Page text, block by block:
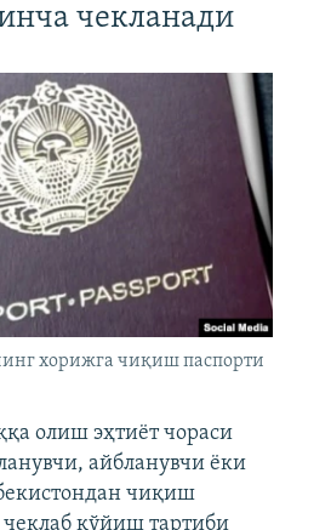
чекланади
хорижга чиқиш паспорти
олиш эҳтиёт чораси
айбланувчи ёки
чиқиш
қўйиш тартиби